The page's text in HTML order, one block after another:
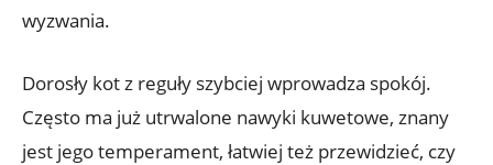
wyzwania.
Dorosły kot z reguły szybciej wprowadza spokój.
Często ma już utrwalone nawyki kuwetowe, znany
jest jego temperament, łatwiej też przewidzieć, czy